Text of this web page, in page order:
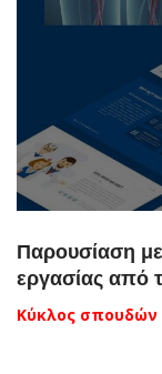
Παρουσίαση
εργασίας από
Κύκλος σπουδών